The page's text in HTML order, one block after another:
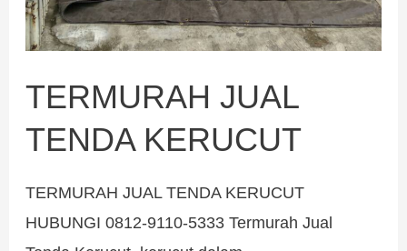
TERMURAH JUAL
TENDA KERUCUT
TERMURAH JUAL TENDA KERUCUT
HUBUNGI 0812-9110-5333 Termurah Jual